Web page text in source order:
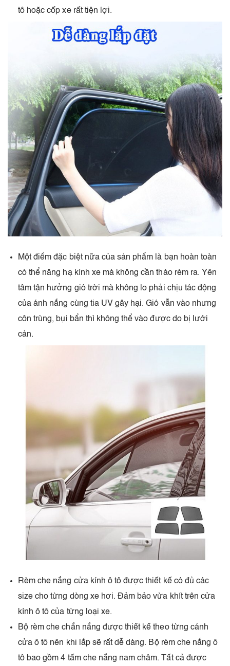
tô hoặc cốp xe rất tiện lợi.
Một điểm đặc biệt nữa của sản phẩm là bạn hoàn toàn
có thể nâng hạ kính xe mà không cần tháo rèm ra. Yên
tâm tận hưởng gió trời mà không lo phải chịu tác động
của ánh nắng cùng tia UV gây hại. Gió vẫn vào nhưng
côn trùng, bụi bẩn thì không thể vào được do bị lưới
cản.
Rèm che nắng cửa kính ô tô được thiết kế có đủ các
size cho từng dòng xe hơi. Đảm bảo vừa khít trên cửa
kính ô tô của từng loại xe.
Bộ rèm che chắn nắng được thiết kế theo từng cánh
cửa ô tô nên khi lắp sẽ rất dễ dàng. Bộ rèm che nắng ô
tô bao gồm 4 tấm che nắng nam châm. Tất cả được